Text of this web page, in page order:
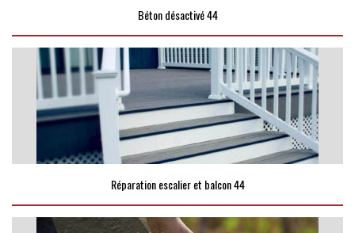
Béton désactivé 44
Réparation escalier et balcon 44